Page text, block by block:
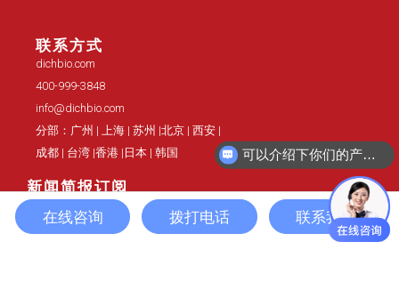
联系方式
dichbio.com
400-999-3848
info@dichbio.com
分部：广州 | 上海 | 苏州 |北京 | 西安 |
成都 | 台湾 |香港 |日本 | 韩国
新闻简报订阅
可以介绍下你们的产品么？
申请免费试用
在线咨询 拨打电话 联系我们